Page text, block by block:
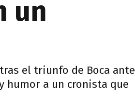
un
el triunfo de Boca ante
humor a un cronista que